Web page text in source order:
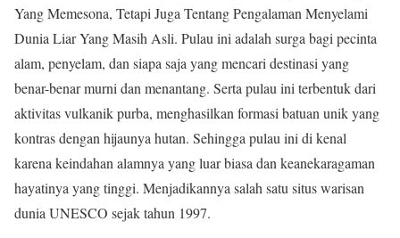
Yang Memesona, Tetapi Juga Tentang Pengalaman Menyelami
Dunia Liar Yang Masih Asli. Pulau ini adalah surga bagi pecinta
alam, penyelam, dan siapa saja yang mencari destinasi yang
benar-benar murni dan menantang. Serta pulau ini terbentuk dari
aktivitas vulkanik purba, menghasilkan formasi batuan unik yang
kontras dengan hijaunya hutan. Sehingga pulau ini di kenal
karena keindahan alamnya yang luar biasa dan keanekaragaman
hayatinya yang tinggi. Menjadikannya salah satu situs warisan
dunia UNESCO sejak tahun 1997.